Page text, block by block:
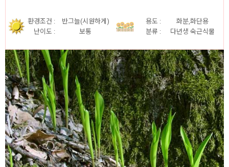
환경조건 :
난이도 :
반그늘(시원하게)
보통
용도 :
분류 :
화분,화단용
다년생 숙근식물